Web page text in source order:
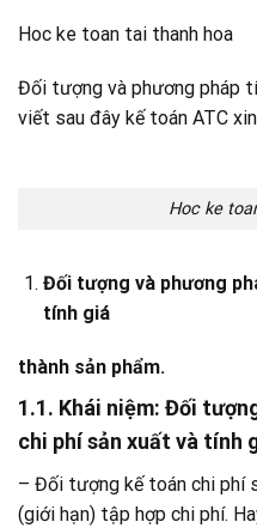
Hoc ke toan tai thanh hoa
Đối tượng và phương pháp
viết sau đây kế toán ATC
Hoc ke
Đối tượng và phương
tính giá
thành sản phẩm.
1.1. Khái niệm: Đối
chi phí sản xuất và tính
– Đối tượng kế toán chi phí
(giới hạn) tập hợp chi phí.